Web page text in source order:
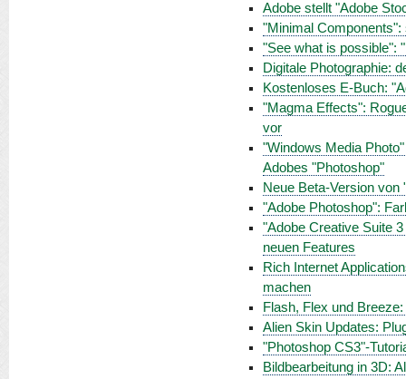
Adobe stellt "Adobe
"Minimal
"See what is possible":
Digitale Photographie:
Kostenloses E-Buch:
"Magma Effects":
vor
"Windows Media
Adobes "Photoshop"
Neue Beta-Version von
"Adobe Photoshop":
"Adobe Creative Suite
neuen Features
Rich Internet
machen
Flash, Flex und
Alien Skin Updates:
"Photoshop CS3"-
Bildbearbeitung in 3D: